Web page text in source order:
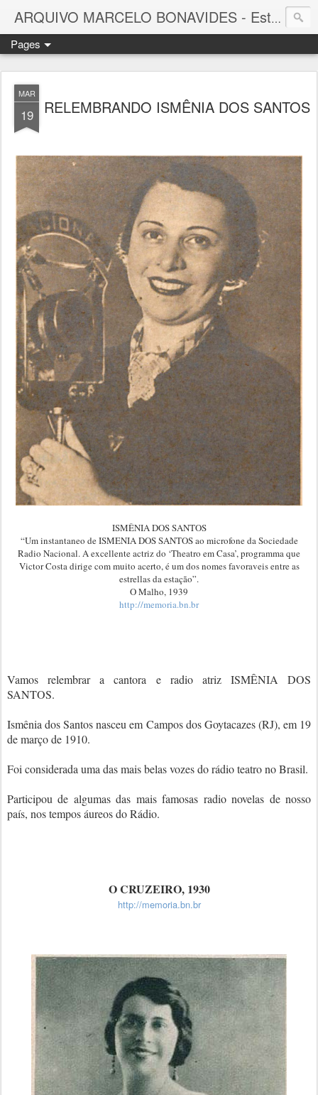
ARQUIVO MARCELO BONAVIDES - Estrelas que nunca se Apagam -
Pages
MAR
19 RELEMBRANDO ISMÊNIA DOS SANTOS
ISMÊNIA DOS SANTOS
“Um instantaneo de ISMENIA DOS SANTOS ao microfone da Sociedade
Radio Nacional. A excellente actriz do ‘Theatro em Casa’, programma que
Victor Costa dirige com muito acerto, é um dos nomes favoraveis entre as
estrellas da estação”.
O Malho, 1939
http://memoria.bn.br
Vamos relembrar a cantora e radio atriz ISMÊNIA DOS
SANTOS.
Ismênia dos Santos nasceu em Campos dos Goytacazes (RJ), em 19
de março de 1910.
Foi considerada uma das mais belas vozes do rádio teatro no Brasil.
Participou de algumas das mais famosas radio novelas de nosso
país, nos tempos áureos do Rádio.
O CRUZEIRO, 1930
http://memoria.bn.br